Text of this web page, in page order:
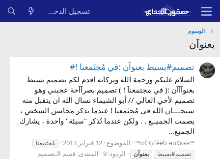
تسجيل الدخول
الوسوم
بعنوآن
تصميم#بسيط بعنوآن :في مُجتَمعنا !#
السلام عليكم ورحمة الله وبركاته اقدم لكم تصميم بسيط
بعنوآآآن :( في مجتمعنآ ! ) تصميم بصرآآحة عجبني وهو
تصميم لأخي الغالي // أبو الشيماء نسال الله ان يتقبل منه
سبحــــان الله في مُجتَمعنا ! عندما تذكر محاسن الشخص ،
يصمت الجميــع . . ولكن عندما تُذكر "سيئة" واحدة ، يشارك
الجميع...
™αℓ Ģѓĕĕb нα¢кєя™ الموضوع 12 فبراير 2013
مُجتَمعنا
تصميم#بسيط
بعنوآن الردود: 9 المنتدى: قسم الـتصميم